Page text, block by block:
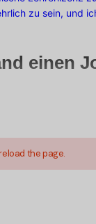
zu sein, und
einen
the page.